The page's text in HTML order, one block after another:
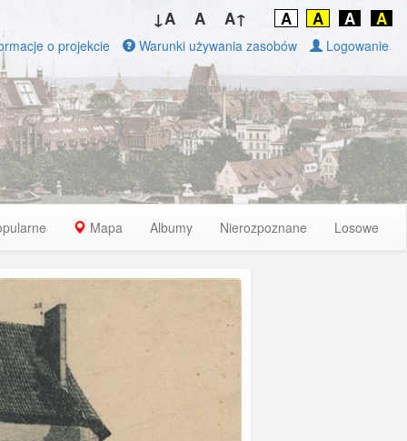
↓A A A↑ A A A A
o projekcie Warunki używania zasobów Logowanie
Mapa Albumy Nierozpoznane Losowe